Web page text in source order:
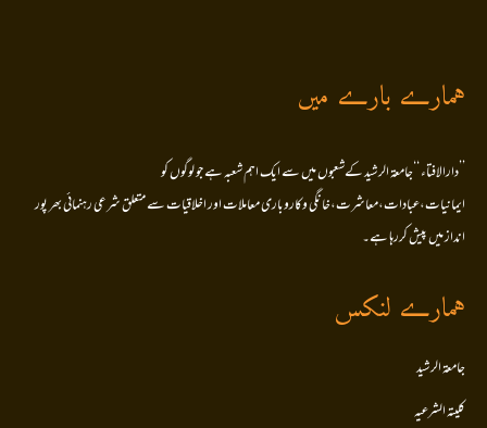
ہمارے بارے میں
’’دارالافتاء ‘‘جامعۃ الرشید کےشعبوں میں سے ایک اہم شعبہ ہے جو لوگوں کو
ایمانیات،عبادات،معاشرت،خانگی وکاروباری معاملات اور اخلاقیات سے متعلق شرعی رہنمائی بھر پور
انداز میں پیش کررہا ہے۔
ہمارے لنکس
جامعۃ الرشید
کلیتہ الشرعیہ